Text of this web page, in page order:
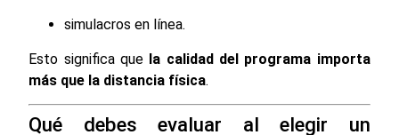
simulacros en línea.
Esto significa que la calidad del programa importa
más que la distancia física.
Qué debes evaluar al elegir un